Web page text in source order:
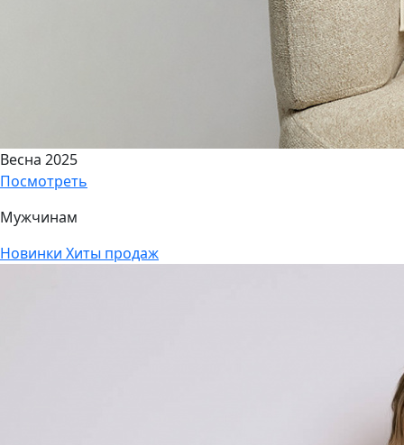
Весна 2025
Посмотреть
Мужчинам
Новинки Хиты продаж